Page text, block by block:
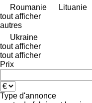
Roumanie
Lituanie
tout afficher
autres
Ukraine
tout afficher
tout afficher
Prix
Type d'annonce